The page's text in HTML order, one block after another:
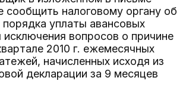
сообщить налоговому органу об
уплаты авансовых
вопросов о причине
2010 г. ежемесячных
начисленных исходя из
декларации за 9 месяцев